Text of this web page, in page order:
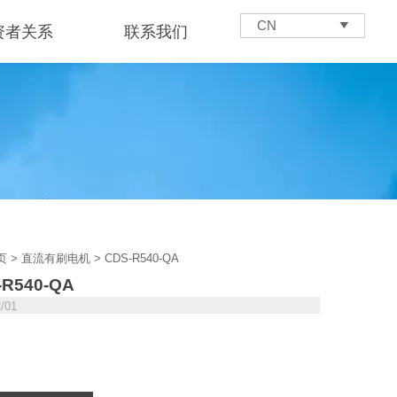
者关系 联系我们 CN 
>直流有刷电机 >CDS-R540-QA
QA
01